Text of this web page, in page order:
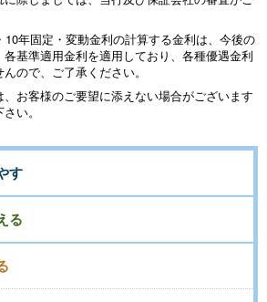
10年固定・変動金利の計算する金利は、今後の
基準適用金利を適用しており、各種優遇金利
ので、ご了承ください。
お客様のご要望に添えない場合がございます
い。
す
る